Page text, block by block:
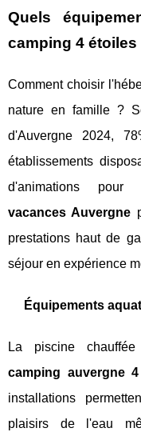
Quels
camping 4 étoiles
Comment choisir
nature en famille ?
d'Auvergne 2024,
établissements
d'animations
vacances Auvergne
prestations haut de
séjour en expérience
Équipements
La piscine
camping auvergne
installations
plaisirs de l'eau